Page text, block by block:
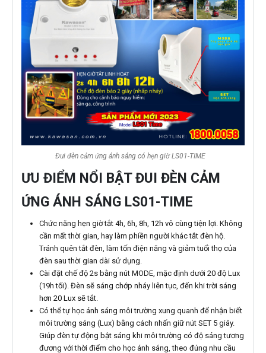
Đui đèn cảm ứng ánh sáng có hẹn giờ LS01-TIME
ƯU ĐIỂM NỔI BẬT ĐUI ĐÈN CẢM
ỨNG ÁNH SÁNG LS01-TIME
Chức năng hẹn giờ tắt 4h, 6h, 8h, 12h vô cùng tiện lợi. Không
cần mất thời gian, hay làm phiền người khác tắt đèn hộ.
Tránh quên tắt đèn, làm tốn điện năng và giảm tuổi thọ của
đèn sau thời gian dài sử dụng.
Cài đặt chế độ 2s bằng nút MODE, mặc định dưới 20 độ Lux
(19h tối). Đèn sẽ sáng chớp nháy liên tục, đến khi trời sáng
hơn 20 Lux sẽ tắt.
Có thể tự học ánh sáng môi trường xung quanh để nhận biết
môi trường sáng (Lux) bằng cách nhấn giữ nút SET 5 giây.
Giúp đèn tự động bật sáng khi môi trường có độ sáng tương
đương với thời điểm cho học ánh sáng, theo đúng nhu cầu